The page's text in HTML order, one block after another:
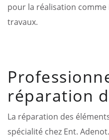
pour la réalisation comme
travaux.
réparation
La réparation des
spécialité chez Ent.